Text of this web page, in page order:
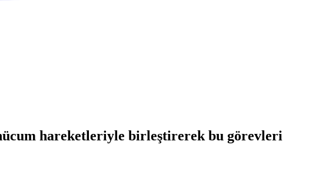
hareketleriyle birleştirerek bu görevleri